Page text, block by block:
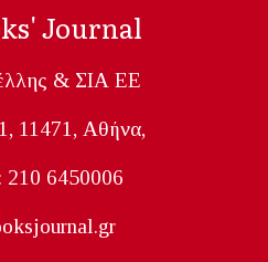
Journal
& ΣΙΑ ΕΕ
11471, Aθήνα,
210 6450006